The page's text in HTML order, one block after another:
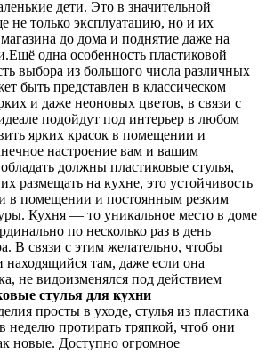
дети. Это в значительной
не только эксплуатацию, но и их
до дома и поднятие даже на
одна особенность пластиковой
выбора из большого числа различных
быть представлен в классическом
и даже неоновых цветов, в связи с
подойдут под интерьер в любом
ярких красок в помещении и
настроение вам и вашим
должны пластиковые стулья,
размещать на кухне, это устойчивость
в помещении и постоянным резким
Кухня — то уникальное место в доме
по несколько раз в день
В связи с этим желательно, чтобы
там, даже если она
не видоизменялся под действием
стулья для кухни
просты в уходе, стулья из пластика
неделю протирать тряпкой, чтоб они
новые. Доступно огромное